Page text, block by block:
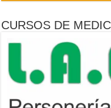
CURSOS DE